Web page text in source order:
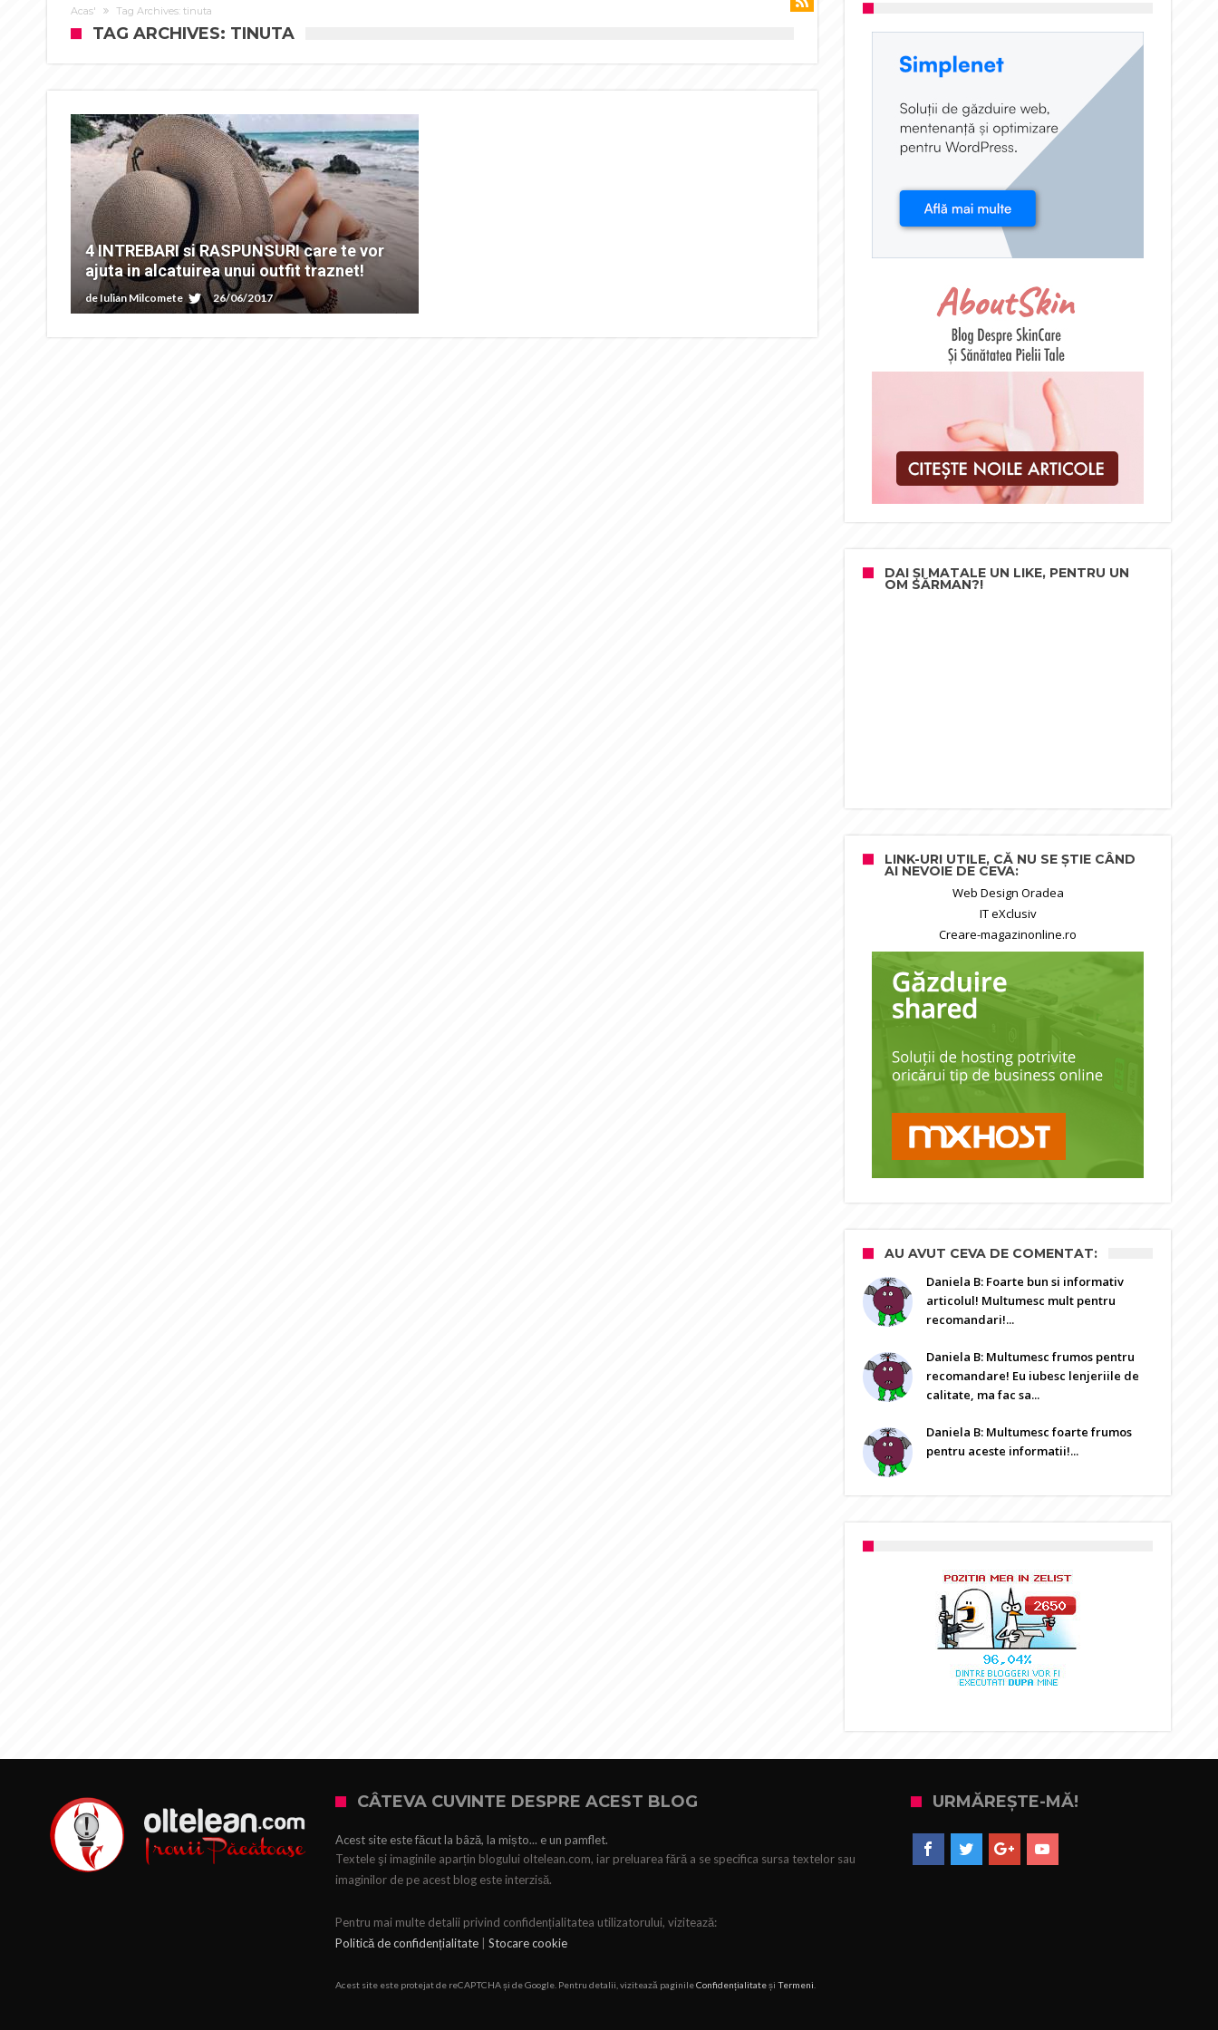
Acas' Tag Archives: tinuta
TAG ARCHIVES: TINUTA
4 INTREBARI si RASPUNSURI care te vor
ajuta in alcatuirea unui outfit traznet!
deIulian Milcomete 26/06/2017
DAI ȘI MATALE UN LIKE, PENTRU UN
OM SĂRMAN?!
LINK-URI UTILE, CĂ NU SE ȘTIE CÂND
AI NEVOIE DE CEVA:
Web Design Oradea
IT eXclusiv
Creare-magazinonline.ro
AU AVUT CEVA DE COMENTAT:
Daniela B: Foarte bun si informativ
articolul! Multumesc mult pentru
recomandari!...
Daniela B: Multumesc frumos pentru
recomandare! Eu iubesc lenjeriile de
calitate, ma fac sa...
Daniela B: Multumesc foarte frumos
pentru aceste informatii!...
CÂTEVA CUVINTE DESPRE ACEST BLOG
Acest site este făcut la bâză, la mișto... e un pamflet.
Textele şi imaginile aparțin blogului oltelean.com, iar preluarea fără a se specifica sursa textelor sau
imaginilor de pe acest blog este interzisă.
Pentru mai multe detalii privind confidențialitatea utilizatorului, vizitează:
Politică de confidențialitate| Stocare cookie
Acest site este protejat de reCAPTCHA și de Google. Pentru detalii, vizitează paginileConfidențialitateși Termeni
URMĂREȘTE-MĂ!